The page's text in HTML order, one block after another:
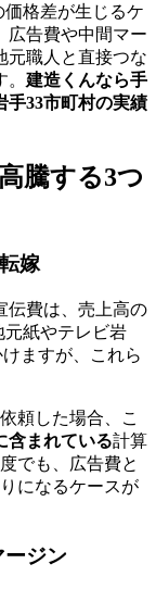
価格差が生じるケ
広告費や中間マー
元職人と直接つな
建造くんなら手
手33市町村の実績
騰する3つ
嫁
伝費は、売上高の
紙やテレビ岩
ますが、これら
頼した場合、こ
含まれている計算
でも、広告費と
になるケースが
ジン